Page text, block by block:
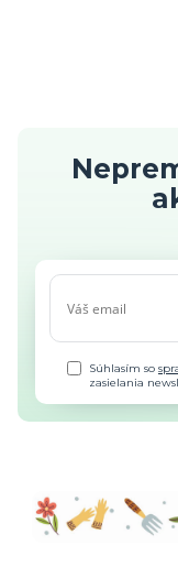
Súhlasím so
zasielania